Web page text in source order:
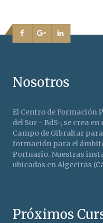
Nosotros
El Centro de
del Sur - BdS-, se crea en
Campo de Gibraltar
formación para el
Portuario. Nuestras
ubicadas en Algeciras
Próximos